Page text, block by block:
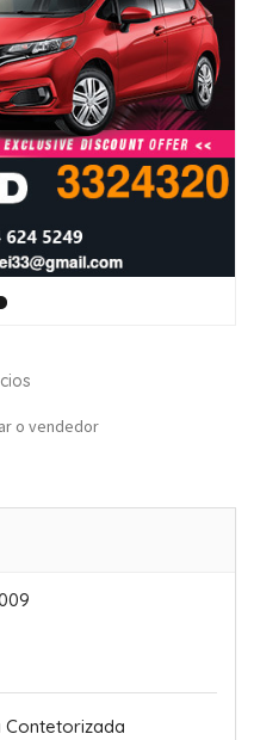
o vendedor
Contetorizada